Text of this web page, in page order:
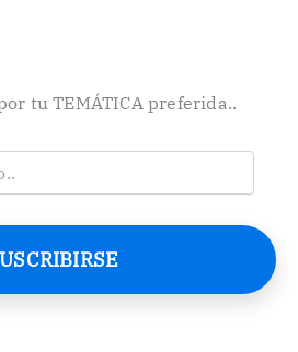
tu TEMÁTICA preferida..